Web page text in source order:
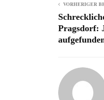
VORHERIGER
Pragsdorf: